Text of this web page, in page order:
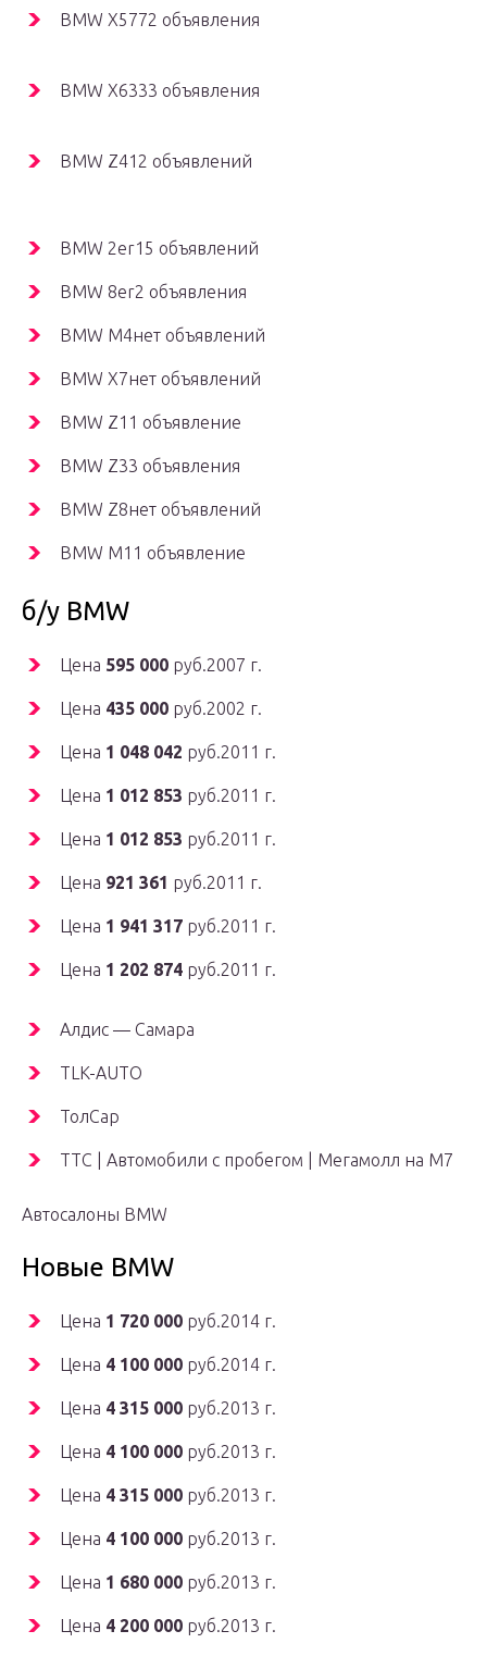
BMW X5772 объявления
BMW X6333 объявления
BMW Z412 объявлений
BMW 2er15 объявлений
BMW 8er2 объявления
BMW M4нет объявлений
BMW X7нет объявлений
BMW Z11 объявление
BMW Z33 объявления
BMW Z8нет объявлений
BMW М11 объявление
б/у BMW
Цена 595 000 руб.2007 г.
Цена 435 000 руб.2002 г.
Цена 1 048 042 руб.2011 г.
Цена 1 012 853 руб.2011 г.
Цена 1 012 853 руб.2011 г.
Цена 921 361 руб.2011 г.
Цена 1 941 317 руб.2011 г.
Цена 1 202 874 руб.2011 г.
Алдис — Самара
TLK-AUTO
ТолСар
ТТС | Автомобили с пробегом | Мегамолл на М7
Автосалоны BMW
Новые BMW
Цена 1 720 000 руб.2014 г.
Цена 4 100 000 руб.2014 г.
Цена 4 315 000 руб.2013 г.
Цена 4 100 000 руб.2013 г.
Цена 4 315 000 руб.2013 г.
Цена 4 100 000 руб.2013 г.
Цена 1 680 000 руб.2013 г.
Цена 4 200 000 руб.2013 г.